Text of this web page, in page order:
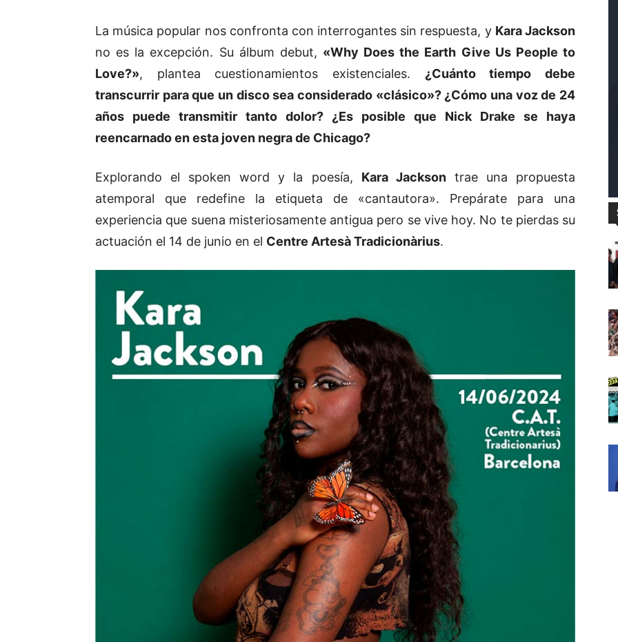
La música popular nos confronta con interrogantes sin respuesta, y Kara Jackson
no es la excepción. Su álbum debut, «Why Does the Earth Give Us People to
Love?», plantea cuestionamientos existenciales. ¿Cuánto tiempo debe
transcurrir para que un disco sea considerado «clásico»? ¿Cómo una voz de 24
años puede transmitir tanto dolor? ¿Es posible que Nick Drake se haya
reencarnado en esta joven negra de Chicago?
Explorando el spoken word y la poesía, Kara Jacksontrae una propuesta
atemporal que redefine la etiqueta de «cantautora». Prepárate para una
experiencia que suena misteriosamente antigua pero se vive hoy. No te pierdas su
actuación el 14 de junio en el Centre Artesà Tradicionàrius.